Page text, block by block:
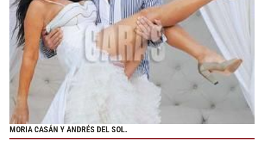
MORIA CASÁN Y ANDRÉS DEL SOL.